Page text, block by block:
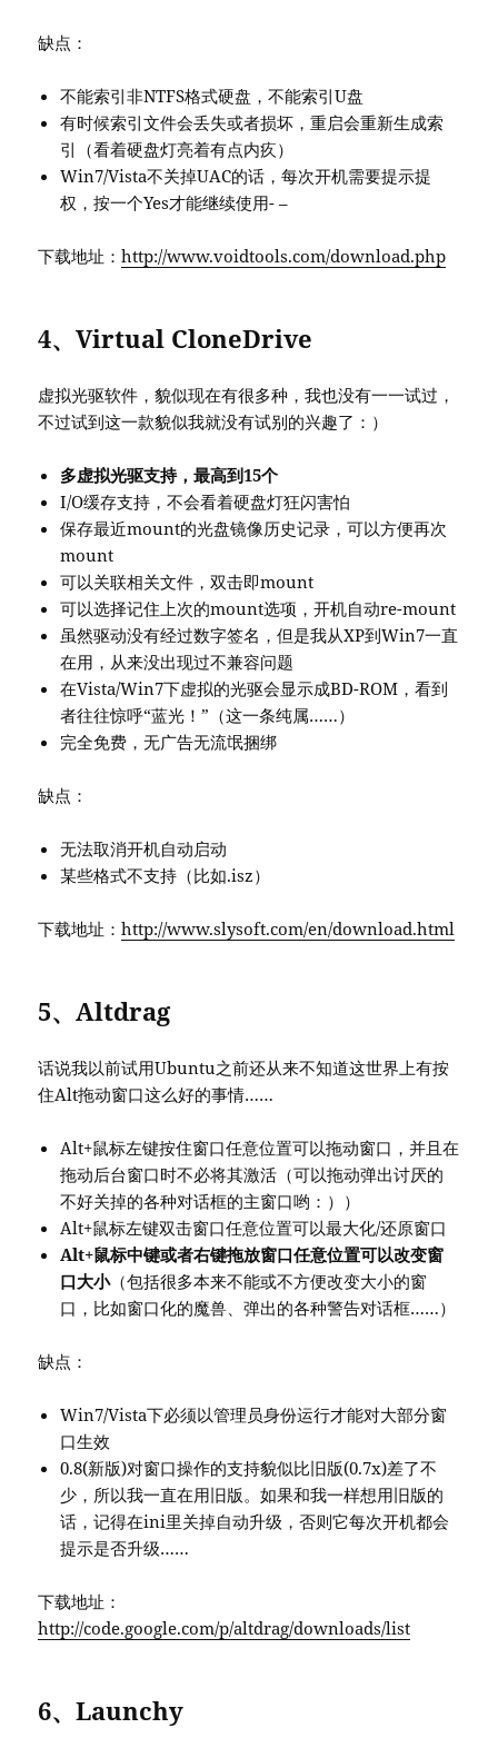
缺点：
不能索引非NTFS格式硬盘，不能索引U盘
有时候索引文件会丢失或者损坏，重启会重新生成索
引（看着硬盘灯亮着有点内疚）
Win7/Vista不关掉UAC的话，每次开机需要提示提
权，按一个Yes才能继续使用- –
下载地址：http://www.voidtools.com/download.php
4、Virtual CloneDrive
虚拟光驱软件，貌似现在有很多种，我也没有一一试过，
不过试到这一款貌似我就没有试别的兴趣了：）
多虚拟光驱支持，最高到15个
I/O缓存支持，不会看着硬盘灯狂闪害怕
保存最近mount的光盘镜像历史记录，可以方便再次
mount
可以关联相关文件，双击即mount
可以选择记住上次的mount选项，开机自动re-mount
虽然驱动没有经过数字签名，但是我从XP到Win7一直
在用，从来没出现过不兼容问题
在Vista/Win7下虚拟的光驱会显示成BD-ROM，看到
者往往惊呼“蓝光！”（这一条纯属……）
完全免费，无广告无流氓捆绑
缺点：
无法取消开机自动启动
某些格式不支持（比如.isz）
下载地址：http://www.slysoft.com/en/download.html
5、Altdrag
话说我以前试用Ubuntu之前还从来不知道这世界上有按
住Alt拖动窗口这么好的事情……
Alt+鼠标左键按住窗口任意位置可以拖动窗口，并且在
拖动后台窗口时不必将其激活（可以拖动弹出讨厌的
不好关掉的各种对话框的主窗口哟：））
Alt+鼠标左键双击窗口任意位置可以最大化/还原窗口
Alt+鼠标中键或者右键拖放窗口任意位置可以改变窗
口大小（包括很多本来不能或不方便改变大小的窗
口，比如窗口化的魔兽、弹出的各种警告对话框……）
缺点：
Win7/Vista下必须以管理员身份运行才能对大部分窗
口生效
0.8(新版)对窗口操作的支持貌似比旧版(0.7x)差了不
少，所以我一直在用旧版。如果和我一样想用旧版的
话，记得在ini里关掉自动升级，否则它每次开机都会
提示是否升级……
下载地址：
http://code.google.com/p/altdrag/downloads/list
6、Launchy